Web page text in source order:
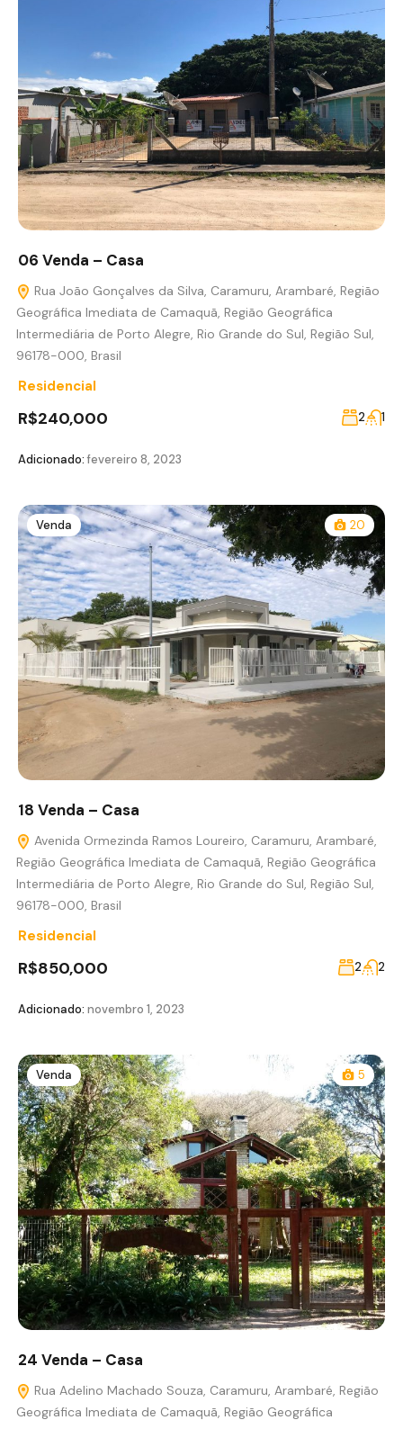
06 Venda – Casa
Rua João Gonçalves da Silva, Caramuru, Arambaré, Região
Geográfica Imediata de Camaquã, Região Geográfica
Intermediária de Porto Alegre, Rio Grande do Sul, Região Sul,
96178-000, Brasil
Residencial
R$240,000 2 1
Adicionado:fevereiro 8, 2023
Venda 20
18 Venda – Casa
Avenida Ormezinda Ramos Loureiro, Caramuru, Arambaré,
Região Geográfica Imediata de Camaquã, Região Geográfica
Intermediária de Porto Alegre, Rio Grande do Sul, Região Sul,
96178-000, Brasil
Residencial
R$850,000 2 2
Adicionado: novembro 1, 2023
Venda 5
24 Venda – Casa
Rua Adelino Machado Souza, Caramuru, Arambaré, Região
Geográfica Imediata de Camaquã, Região Geográfica